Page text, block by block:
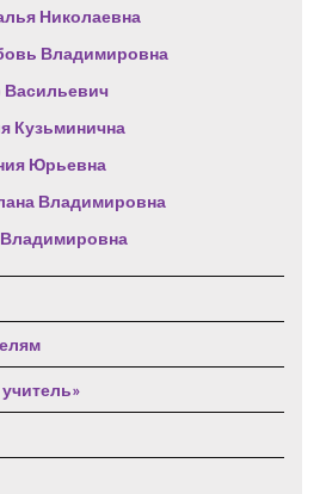
Николаевна
Владимировна
Кузьминична
Юрьевна
Владимировна